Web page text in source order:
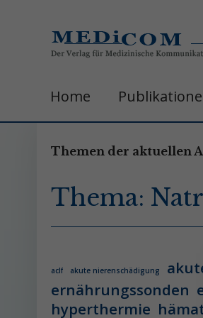
Home
Themen der aktuellen
Thema:
aclf akute nierenschädigung
ernährungssonden
hyperthermie